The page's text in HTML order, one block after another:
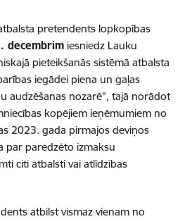
pretendents lopkopības
decembrim iesniedz Lauku
pieteikšanās sistēmā atbalsta
iegādei piena un gaļas
audzēšanas nozarē”, tajā norādot
kopējiem ieņēmumiem no
2023. gada pirmajos deviņos
par paredzēto izmaksu
citi atbalsti vai atlīdzības
atbilst vismaz vienam no